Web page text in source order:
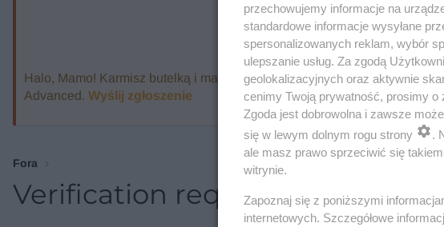
Halo, Mamo! Karmisz butelką i marzysz o ekspresie, który przygotuje
Advanced. Wyślij zgłoszenie
Fora
Verification required
przechowujemy informacje na
standardowe informacje wysyłane
spersonalizowanych reklam, wybór
ulepszanie usług. Za zgodą
geolokalizacyjnych oraz aktywnie
cenimy Twoją prywatność, prosimy o
Zgoda jest dobrowolna i zawsze
się w lewym dolnym rogu strony
.
ale masz prawo sprzeciwić się
witrynie.
Zapoznaj się z poniższymi
internetowych. Szczegółowe